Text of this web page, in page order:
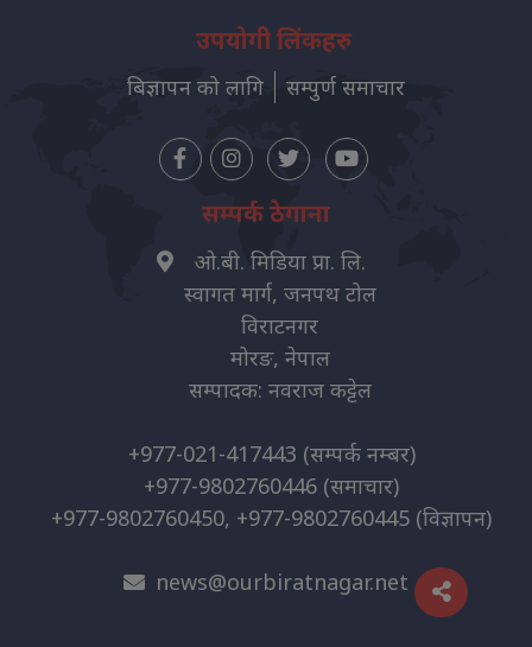
उपयोगी लिंकहरु
बिज्ञापन को लागि सम्पुर्ण समाचार
सम्पर्क ठेगाना
ओ.बी. मिडिया प्रा. लि.
स्वागत मार्ग, जनपथ टोल
विराटनगर
मोरङ, नेपाल
सम्पादक: नवराज कट्टेल
+977-021-417443 (सम्पर्क नम्बर)
+977-9802760446 (समाचार)
+977-9802760450, +977-9802760445 (विज्ञापन)
news@ourbiratnagar.net